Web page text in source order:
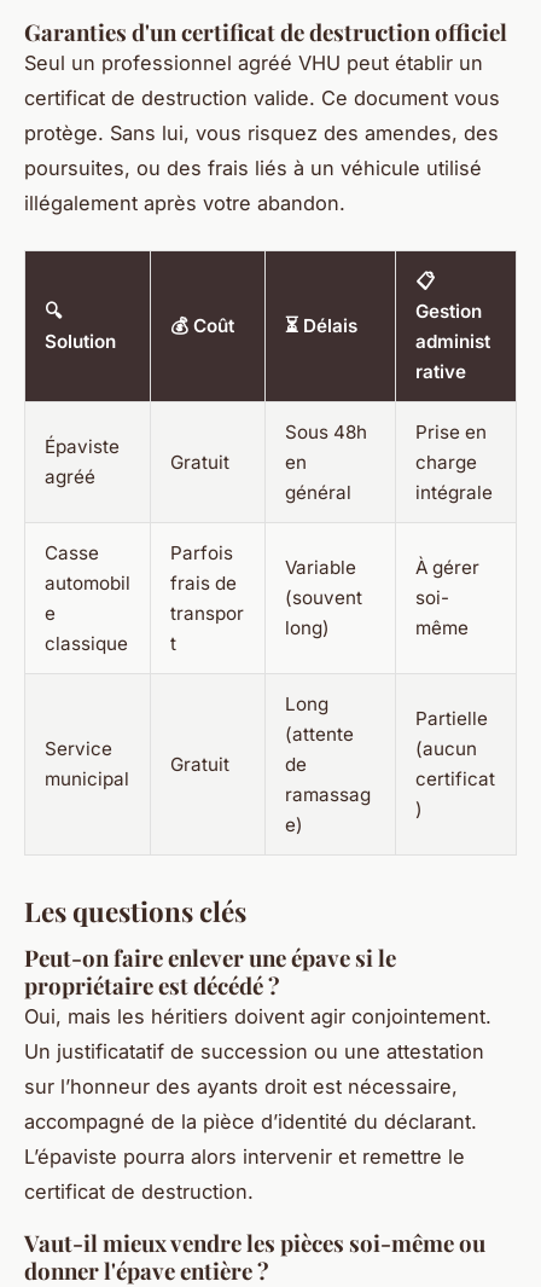
Garanties d'un certificat de destruction officiel
Seul un professionnel agréé VHU peut établir un
certificat de destruction valide. Ce document vous
protège. Sans lui, vous risquez des amendes, des
poursuites, ou des frais liés à un véhicule utilisé
illégalement après votre abandon.
🔍
Solution
💰 Coût ⏳ Délais
📋
Gestion
administ
rative
Épaviste
agréé
Gratuit
Sous 48h
en
général
Prise en
charge
intégrale
Casse
automobil
e
classique
Parfois
frais de
transpor
t
Variable
(souvent
long)
À gérer
soi-
même
Service
municipal
Gratuit
Long
(attente
de
ramassag
e)
Partielle
(aucun
certificat
)
Les questions clés
Peut-on faire enlever une épave si le
propriétaire est décédé ?
Oui, mais les héritiers doivent agir conjointement.
Un justificatatif de succession ou une attestation
sur l’honneur des ayants droit est nécessaire,
accompagné de la pièce d’identité du déclarant.
L’épaviste pourra alors intervenir et remettre le
certificat de destruction.
Vaut-il mieux vendre les pièces soi-même ou
donner l'épave entière ?